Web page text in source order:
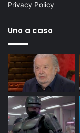
Privacy Policy
Uno a caso